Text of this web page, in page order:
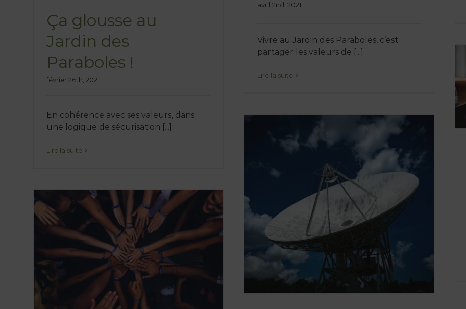
avril 2nd, 2021
Vivre au Jardin des Paraboles, c’est
partager les valeurs de [...]
Lire la suite
Ça glousse au
Jardin des
Paraboles !
février 26th, 2021
En cohérence avec ses valeurs, dans
une logique de sécurisation [...]
Lire la suite
La Belgique sur satellite
Blog Lieu de vie